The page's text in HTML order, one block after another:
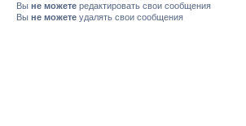
Вы не можете редактировать свои сообщения
Вы не можете удалять свои сообщения